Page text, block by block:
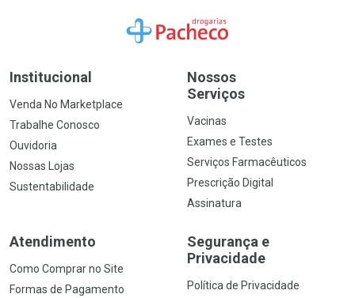
Ir para a Home
Institucional
Venda No Marketplace
Trabalhe Conosco
Ouvidoria
Nossas Lojas
Sustentabilidade
Nossos
Serviços
Vacinas
Exames e Testes
Serviços Farmacêuticos
Prescrição Digital
Assinatura
Atendimento
Como Comprar no Site
Formas de Pagamento
Segurança e
Privacidade
Política de Privacidade